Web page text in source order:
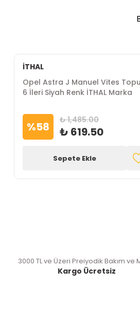
İTHAL
Opel Astra J Manuel Vites
6 İleri Siyah Renk İTHAL Marka
%58 ₺ 1,485.00
₺ 619.50
Sepete Ekle
3000 TL ve Üzeri Preiyodik Bakım ve
Kargo Ücretsiz